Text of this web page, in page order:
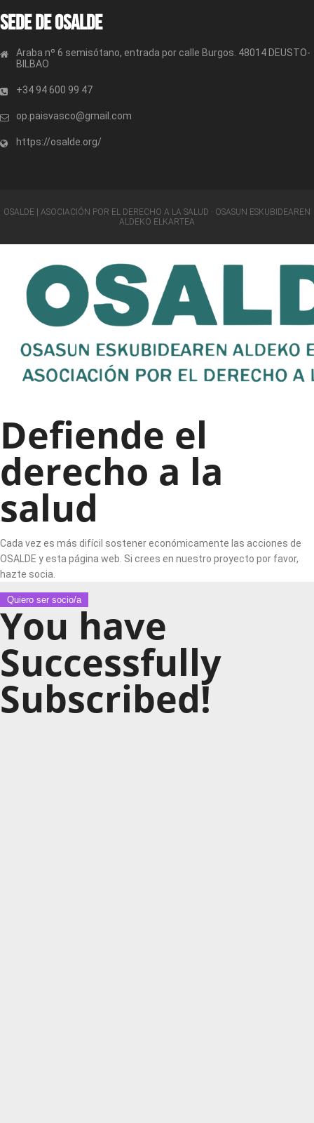
Sede de OSALDE
Araba nº 6 semisótano, entrada por calle Burgos. 48014 DEUSTO-
BILBAO
+34 94 600 99 47
op.paisvasco@gmail.com
https://osalde.org/
OSALDE | ASOCIACIÓN POR EL DERECHO A LA SALUD · OSASUN ESKUBIDEAREN
ALDEKO ELKARTEA
Defiende el
derecho a la
salud
Cada vez es más difícil sostener económicamente las acciones de
OSALDE y esta página web. Si crees en nuestro proyecto por favor,
hazte socia.
Quiero ser socio/a
You have
Successfully
Subscribed!